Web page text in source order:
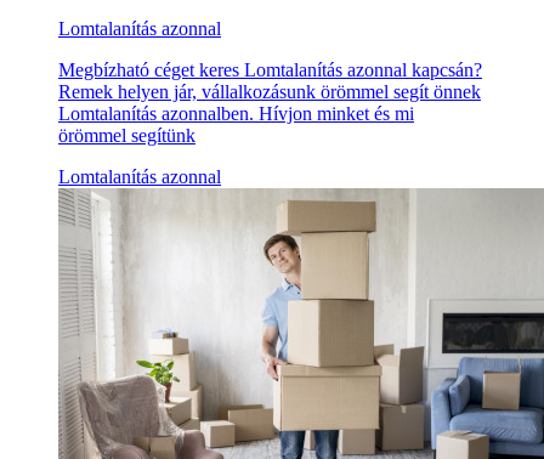
Lomtalanítás azonnal
Megbízható céget keres Lomtalanítás azonnal kapcsán?
Remek helyen jár, vállalkozásunk örömmel segít önnek
Lomtalanítás azonnalben. Hívjon minket és mi
örömmel segítünk
Lomtalanítás azonnal